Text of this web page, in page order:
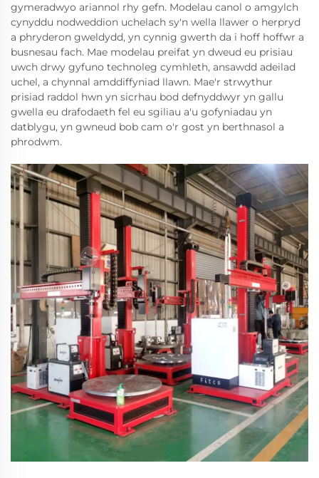
gymeradwyo ariannol rhy gefn. Modelau canol o amgylch
cynyddu nodweddion uchelach sy'n wella llawer o herpryd
a phryderon gweldydd, yn cynnig gwerth da i hoff hoffwr a
busnesau fach. Mae modelau preifat yn dweud eu prisiau
uwch drwy gyfuno technoleg cymhleth, ansawdd adeilad
uchel, a chynnal amddiffyniad llawn. Mae'r strwythur
prisiad raddol hwn yn sicrhau bod defnyddwyr yn gallu
gwella eu drafodaeth fel eu sgiliau a'u gofyniadau yn
datblygu, yn gwneud bob cam o'r gost yn berthnasol a
phrodwm.